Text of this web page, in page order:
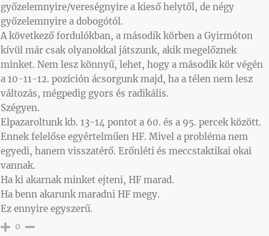
győzelemnyire/vereségnyire a kieső helytől, de négy
győzelemnyire a dobogótól.
A következő fordulókban, a második körben a Gyirmóton
kívül már csak olyanokkal játszunk, akik megelőznek
minket. Nem lesz könnyű, lehet, hogy a második kör végén
a 10-11-12. pozíción ácsorgunk majd, ha a télen nem lesz
változás, mégpedig gyors és radikális.
Szégyen.
Elpazaroltunk kb. 13-14 pontot a 60. és a 95. percek között.
Ennek felelőse egyértelműen HF. Mivel a probléma nem
egyedi, hanem visszatérő. Erőnléti és meccstaktikai okai
vannak.
Ha ki akarnak minket ejteni, HF marad.
Ha benn akarunk maradni HF megy.
Ez ennyire egyszerű.
0